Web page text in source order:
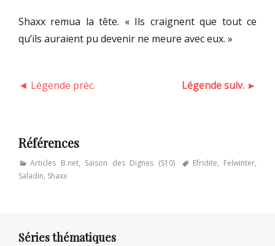
Shaxx remua la tête. « Ils craignent que tout ce
qu’ils auraient pu devenir ne meure avec eux. »
◄ Légende préc. Légende suiv. ►
Références
Categories
Articles B.net, Saison des Dignes (S10) TagsEfridite, Felwinter,
Saladin, Shaxx
Séries thématiques